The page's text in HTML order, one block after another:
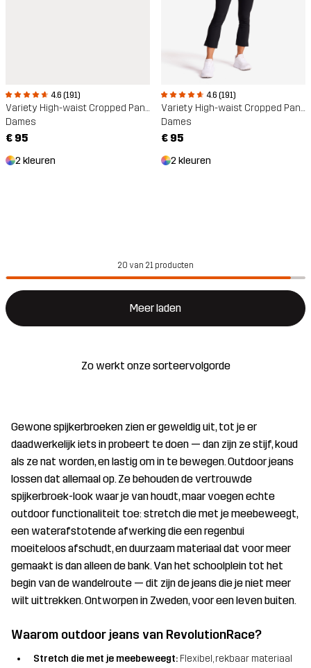
4.6 (191)
Variety High-waist Cropped Pants
Dames
€ 95
2 kleuren
4.6 (191)
Variety High-waist Cropped Pants
Dames
€ 95
2 kleuren
20 van 21 producten
Meer laden
Zo werkt onze sorteervolgorde
Gewone spijkerbroeken zien er geweldig uit, tot je er
daadwerkelijk iets in probeert te doen — dan zijn ze stijf, koud
als ze nat worden, en lastig om in te bewegen. Outdoor jeans
lossen dat allemaal op. Ze behouden de vertrouwde
spijkerbroek-look waar je van houdt, maar voegen echte
outdoor functionaliteit toe: stretch die met je meebeweegt,
een waterafstotende afwerking die een regenbui
moeiteloos afschudt, en duurzaam materiaal dat voor meer
gemaakt is dan alleen de bank. Van het schoolplein tot het
begin van de wandelroute — dit zijn de jeans die je niet meer
wilt uittrekken. Ontworpen in Zweden, voor een leven buiten.
Waarom outdoor jeans van RevolutionRace?
Stretch die met je meebeweegt: Flexibel, rekbaar materiaal